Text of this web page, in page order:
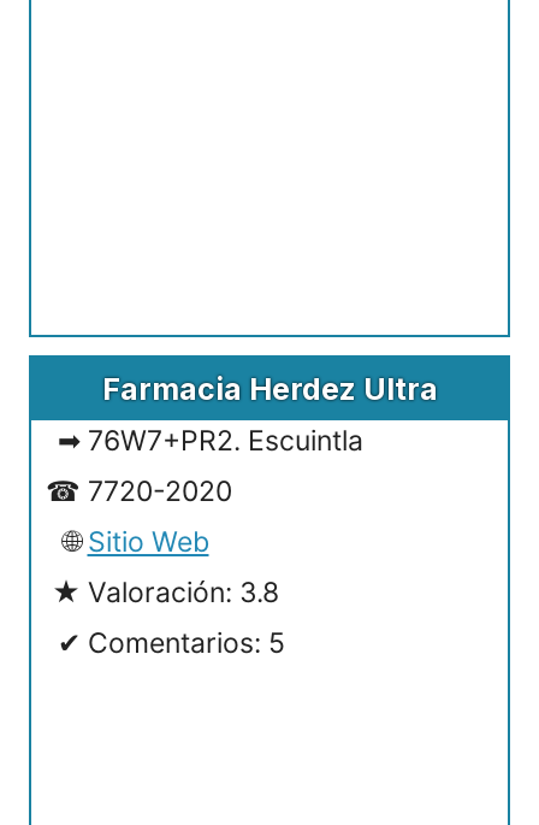
Farmacia Herdez Ultra
76W7+PR2. Escuintla
7720-2020
Sitio Web
Valoración: 3.8
Comentarios: 5